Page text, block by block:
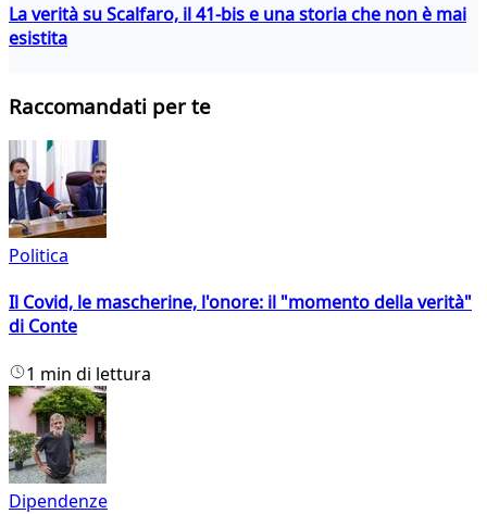
La verità su Scalfaro, il 41-bis e una storia che non è mai
esistita
Raccomandati per te
Politica
Il Covid, le mascherine, l'onore: il "momento della verità"
di Conte
1 min di lettura
Dipendenze